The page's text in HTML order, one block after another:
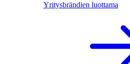
Yritysbrändien luottama